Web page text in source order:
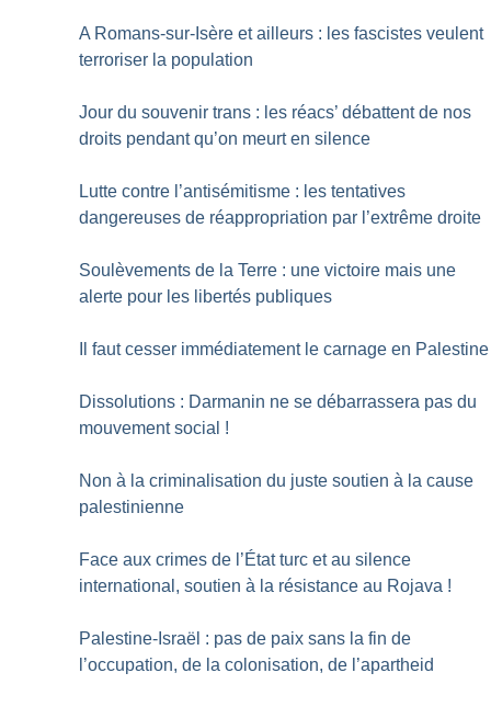
A Romans-sur-Isère et ailleurs : les fascistes veulent
terroriser la population
Jour du souvenir trans : les réacs’ débattent de nos
droits pendant qu’on meurt en silence
Lutte contre l’antisémitisme : les tentatives
dangereuses de réappropriation par l’extrême droite
Soulèvements de la Terre : une victoire mais une
alerte pour les libertés publiques
Il faut cesser immédiatement le carnage en Palestine
Dissolutions : Darmanin ne se débarrassera pas du
mouvement social !
Non à la criminalisation du juste soutien à la cause
palestinienne
Face aux crimes de l’État turc et au silence
international, soutien à la résistance au Rojava !
Palestine-Israël : pas de paix sans la fin de
l’occupation, de la colonisation, de l’apartheid